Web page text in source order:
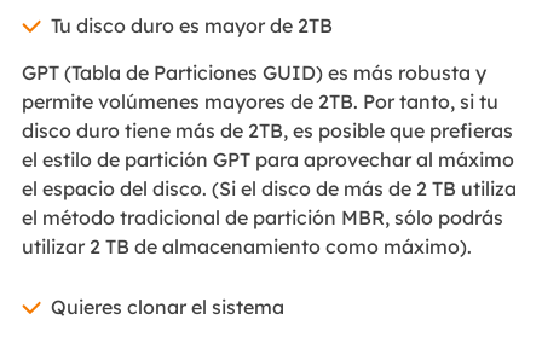
Tu disco duro es mayor de 2TB
GPT (Tabla de Particiones GUID) es más robusta y
permite volúmenes mayores de 2TB. Por tanto, si tu
disco duro tiene más de 2TB, es posible que prefieras
el estilo de partición GPT para aprovechar al máximo
el espacio del disco. (Si el disco de más de 2 TB utiliza
el método tradicional de partición MBR, sólo podrás
utilizar 2 TB de almacenamiento como máximo).
Quieres clonar el sistema